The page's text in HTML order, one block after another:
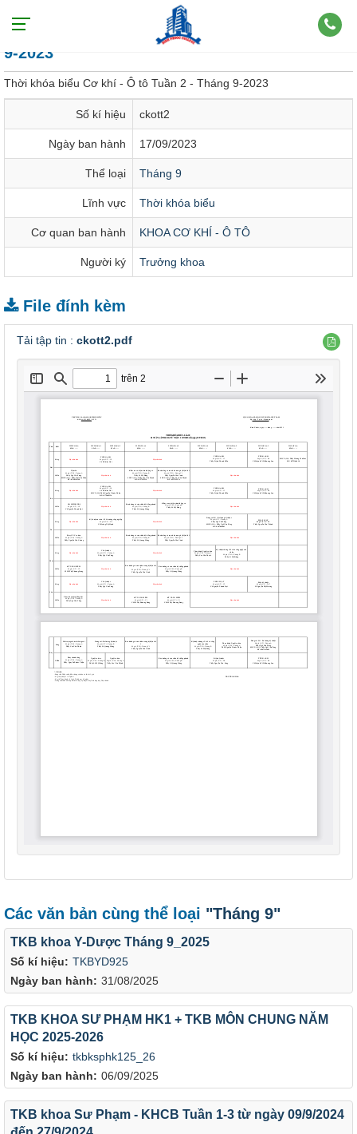
Thời khóa biểu Cơ khí - Ô tô Tuần 2 - Tháng
9-2023
Thời khóa biểu Cơ khí - Ô tô Tuần 2 - Tháng 9-2023
Số kí hiệu ckott2
Ngày ban hành 17/09/2023
Thể loại Tháng 9
Lĩnh vực Thời khóa biểu
Cơ quan ban hành KHOA CƠ KHÍ - Ô TÔ
Người ký Trưởng khoa
File đính kèm
Tải tập tin : ckott2.pdf
Các văn bản cùng thể loại "Tháng 9"
Số kí hiệu: TKBYD925
Ngày ban hành: 31/08/2025
TKB khoa Y-Dược Tháng 9_2025
Số kí hiệu: tkbksphk125_26
Ngày ban hành: 06/09/2025
TKB KHOA SƯ PHẠM HK1 + TKB MÔN CHUNG NĂM
HỌC 2025-2026
TKB khoa Sư Phạm - KHCB Tuần 1-3 từ ngày 09/9/2024